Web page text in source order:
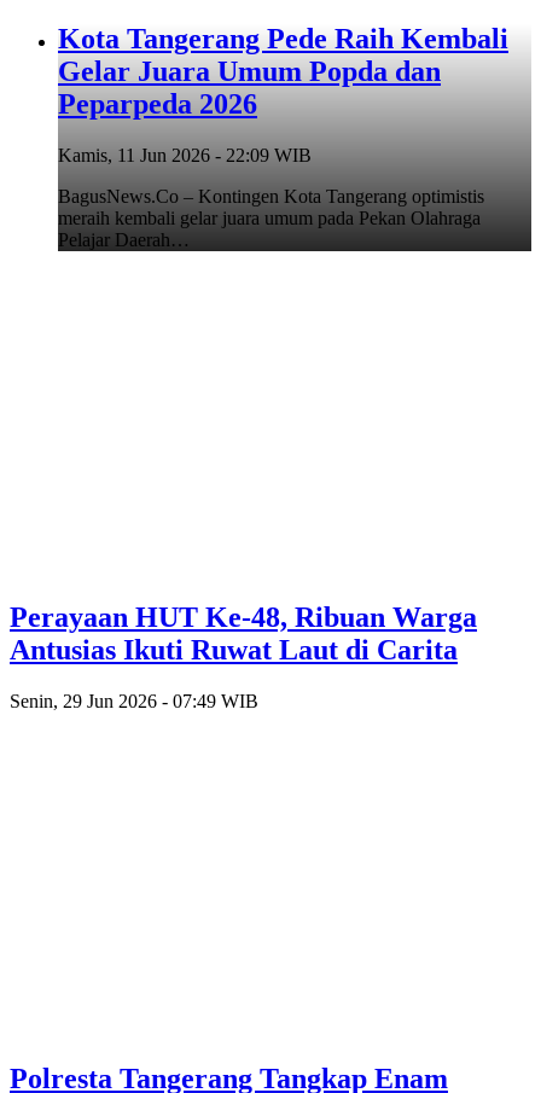
Kota Tangerang Pede Raih Kembali
Gelar Juara Umum Popda dan
Peparpeda 2026
Kamis, 11 Jun 2026 - 22:09 WIB
BagusNews.Co – Kontingen Kota Tangerang optimistis
meraih kembali gelar juara umum pada Pekan Olahraga
Pelajar Daerah…
Perayaan HUT Ke-48, Ribuan Warga
Antusias Ikuti Ruwat Laut di Carita
Senin, 29 Jun 2026 - 07:49 WIB
Polresta Tangerang Tangkap Enam